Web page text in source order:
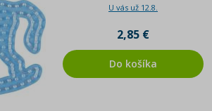
U vás už 12.8.
2,85 €
Do košíka